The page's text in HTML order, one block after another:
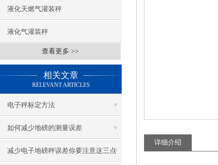
液化天燃气灌装秤
液化气灌装秤
查看更多 >>
相关文章
RELEVANT ARTICLES
电子秤标定方法
如何减少地磅的测量误差
减少电子地磅秤误差你要注意这三点
详细介绍